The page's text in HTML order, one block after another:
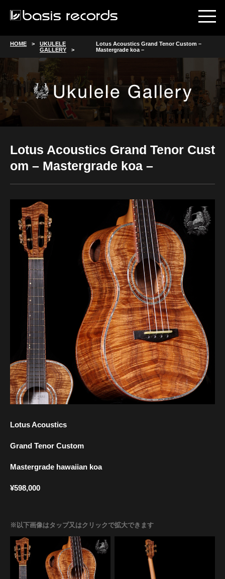
HOME
UKULELE
GALLERY
Lotus Acoustics Grand Tenor Custom –
Mastergrade koa –
Lotus Acoustics Grand Tenor Cust
om – Mastergrade koa –
Lotus Acoustics
Grand Tenor Custom
Mastergrade hawaiian koa
¥598,000
※以下画像はタップ又はクリックで拡大できます